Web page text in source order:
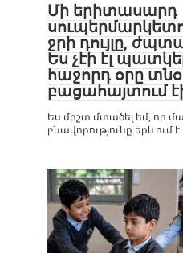
Մի երիտասարդ
ջրի դույլը,
Ես չէի էլ
հաջորդ օրը
բացահայտում էի
Ես միշտ մտածել եմ, որ
բնավորությունը երևում